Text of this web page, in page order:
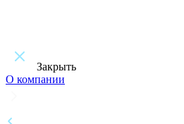
Закрыть
О компании